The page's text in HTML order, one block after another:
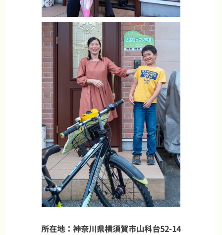
所在地：神奈川県横須賀市山科台52-14